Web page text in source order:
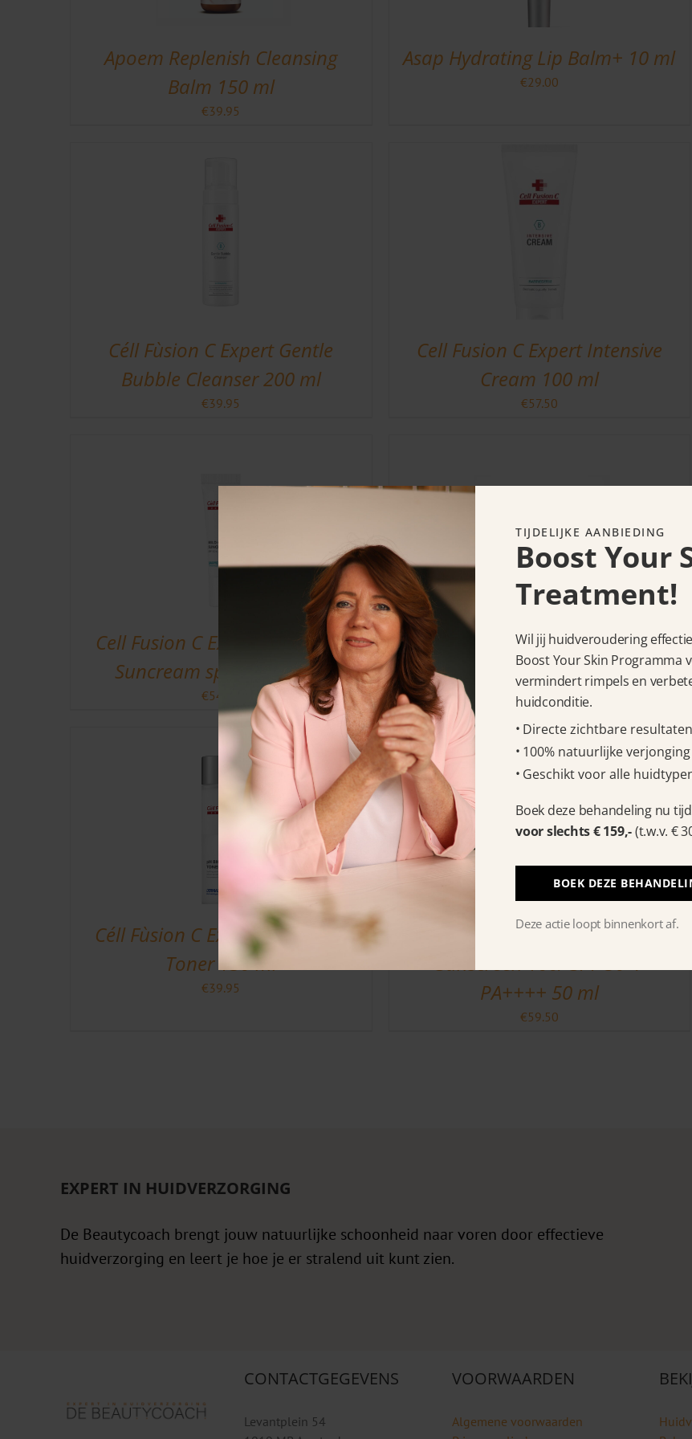
Apoem Replenish Cleansing
Balm 150 ml
€39.95
Asap Hydrating Lip Balm+ 10 ml
€29.00
Céll Fùsion C Expert Gentle
Bubble Cleanser 200 ml
€39.95
Cell Fusion C Expert Intensive
Cream 100 ml
€57.50
Cell Fusion C Expert Mild Care
Suncream spf 50 PA++++
€54.50
Céll Fùsion C Expert PH Biome
Gel cleanser 210 ml
€ 39.95
Céll Fùsion C Expert PH Biome
Toner 150 ml
€39.95
Céll Fùsion C Expert Rejuve
Sunscreen 100/ SPF 50+/
PA++++ 50 ml
€59.50
EXPERT IN HUIDVERZORGING
De Beautycoach brengt jouw natuurlijke schoonheid naar voren door effectieve
huidverzorging en leert je hoe je er stralend uit kunt zien.
CONTACTGEGEVENS
Levantplein 54
VOORWAARDEN
Algemene voorwaarden
TIJDELIJKE AANBIEDING
Boost Your
Treatment!
Wil jij huidveroudering
Boost Your Skin Programma
vermindert rimpels en
huidconditie.
Directe zichtbare
100% natuurlijke
Geschikt voor alle
Boek deze behandeling nu
voor slechts € 159,-(t.w.v. €
BOEK DEZE
Deze actie loopt binnenkort af.